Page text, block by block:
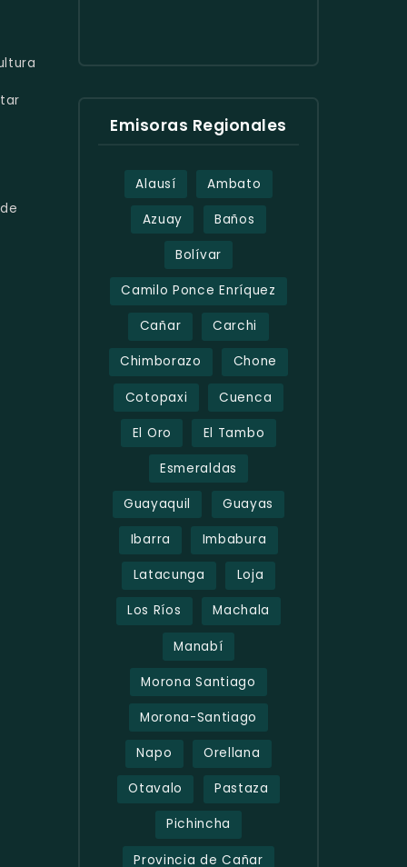
Emisoras Regionales
Alausí Ambato
Azuay Baños
Bolívar
Camilo Ponce Enríquez
Cañar Carchi
Chimborazo Chone
Cotopaxi Cuenca
El Oro El Tambo
Esmeraldas
Guayaquil Guayas
Ibarra Imbabura
Latacunga Loja
Los Ríos Machala
Manabí
Morona Santiago
Morona-Santiago
Napo Orellana
Otavalo Pastaza
Pichincha
Provincia de Cañar